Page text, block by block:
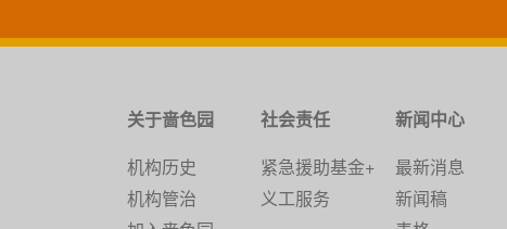
关于啬色园
机构历史
机构管治
社会责任
紧急援助基金+
义工服务
新闻中心
最新消息
新闻稿